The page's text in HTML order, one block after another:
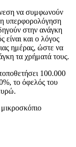
να συμφωνούν
η υπερφορολόγηση
στην ανάγκη
είναι και ο λόγος
ημέρας, ώστε να
τα χρήματά τους.
100.000
το όφελός του